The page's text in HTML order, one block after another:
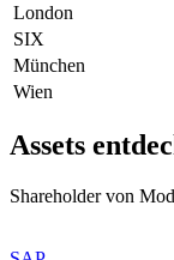
London
SIX
München
Wien
Assets
Shareholder von